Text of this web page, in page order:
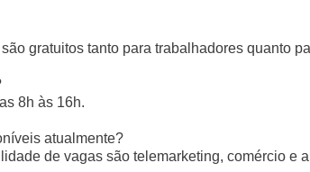
gratuitos tanto para trabalhadores quanto
8h às 16h.
atualmente?
de vagas são telemarketing, comércio e